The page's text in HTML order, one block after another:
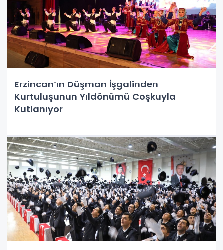
Erzincan’ın Düşman İşgalinden
Kurtuluşunun Yıldönümü Coşkuyla
Kutlanıyor